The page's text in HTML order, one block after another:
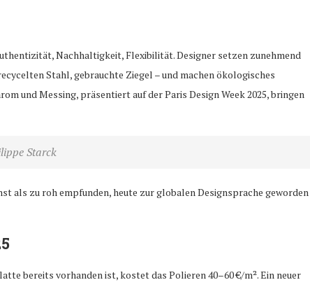
Nachhaltigkeit, Flexibilität. Designer setzen zunehmend
Stahl, gebrauchte Ziegel – und machen ökologisches
und Messing, präsentiert auf der Paris Design Week 2025, bringen
Starck
als zu roh empfunden, heute zur globalen Designsprache geworden
bereits vorhanden ist, kostet das Polieren 40–60 €/m². Ein neuer